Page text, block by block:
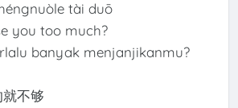
tài duō
you too much?
banyak menjanjikanmu?
不够